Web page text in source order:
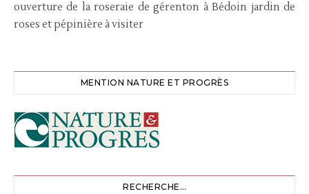
ouverture de la roseraie de gérenton à Bédoin jardin de
roses et pépinière à visiter
MENTION NATURE ET PROGRÈS
RECHERCHE…